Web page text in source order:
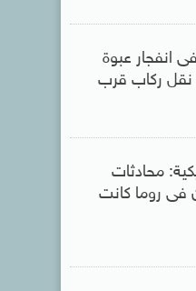
انفجار عبوة
نقل ركاب قرب
محادثات
فى روما كانت